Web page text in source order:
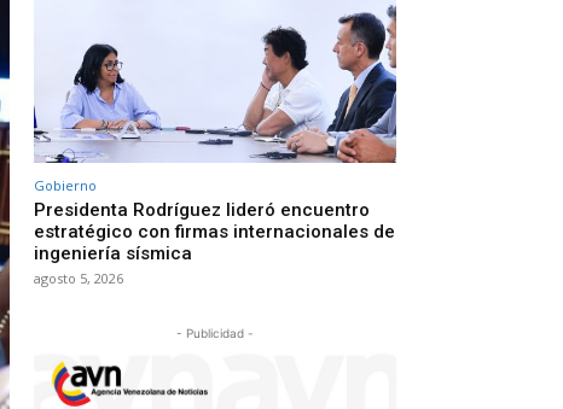
Gobierno
Presidenta Rodríguez lideró encuentro
estratégico con firmas internacionales de
ingeniería sísmica
agosto 5, 2026
- Publicidad -